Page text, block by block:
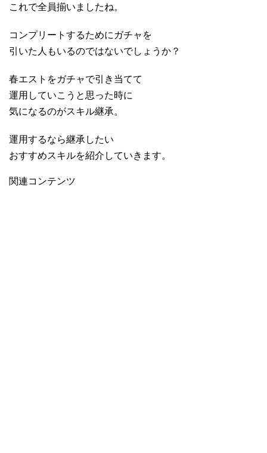
これで全員揃いましたね。
コンプリートするためにガチャを
引いた人もいるのではないでしょうか？
春エストをガチャで引き当てて
運用していこうと思った時に
気になるのがスキル継承。
運用するなら継承したい
おすすめスキルを紹介していきます。
関連コンテンツ